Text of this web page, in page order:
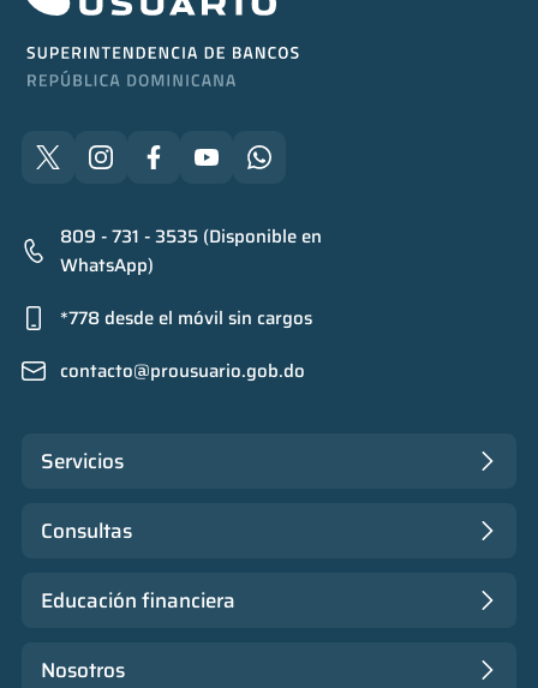
809 - 731 - 3535 (Disponible en
WhatsApp)
*778 desde el móvil sin cargos
contacto@prousuario.gob.do
Servicios
Consultas
Educación financiera
Nosotros